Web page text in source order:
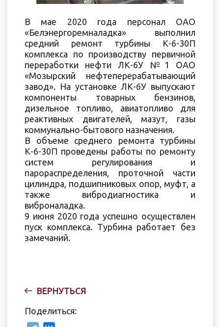
В мае 2020 года персонал ОАО
«Белэнергоремналадка» выполнил
средний ремонт турбины К-6-30П
комплекса по производству первичной
переработки нефти ЛК-6У №1 ОАО
«Мозырский нефтеперерабатывающий
завод». На установке ЛК-6У выпускают
компоненты товарных бензинов,
дизельное топливо, авиатопливо для
реактивных двигателей, мазут, газы
коммунально-бытового назначения.
В объеме среднего ремонта турбины
К-6-30П проведены работы по ремонту
систем регулирования и
парораспределения, проточной части
цилиндра, подшипниковых опор, муфт, а
также вибродиагностика и
виброналадка.
9 июня 2020 года успешно осуществлен
пуск комплекса. Турбина работает без
замечаний.
ВЕРНУТЬСЯ
Поделиться: